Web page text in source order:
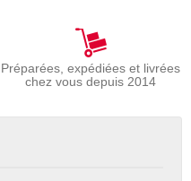
Préparées, expédiées et livrées
chez vous depuis 2014